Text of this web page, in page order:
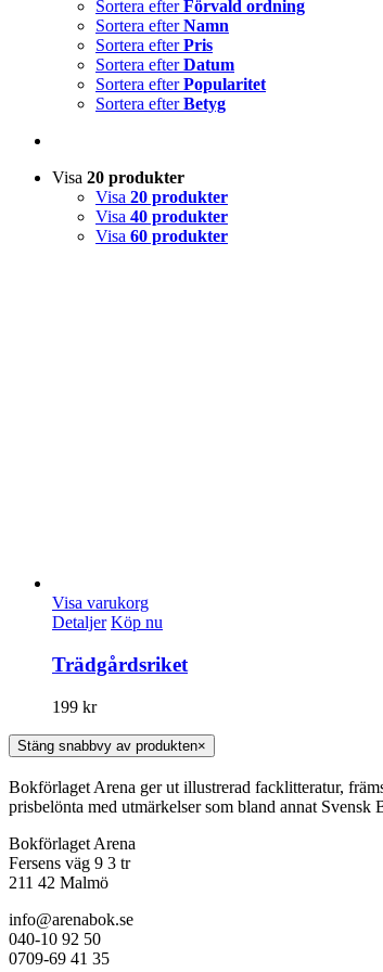
Sortera efterFörvald ordning
Sortera efterNamn
Sortera efterPris
Sortera efterDatum
Sortera efterPopularitet
Sortera efterBetyg
Visa 20 produkter
Visa 20 produkter
Visa 40 produkter
Visa 60 produkter
Visa varukorg
Detaljer Köp nu
Trädgårdsriket
199 kr
Stäng snabbvy av produkten×
Bokförlaget Arena ger ut illustrerad facklitteratur,
prisbelönta med utmärkelser som bland annat
Bokförlaget Arena
Fersens väg 9 3 tr
211 42 Malmö
info@arenabok.se
040-10 92 50
0709-69 41 35